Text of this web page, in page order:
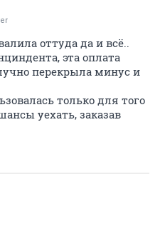
оттуда да и всё..
эта оплата
перекрыла минус и
только для того
уехать, заказав